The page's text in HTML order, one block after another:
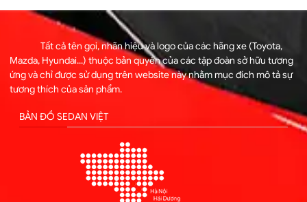
Tất cả tên gọi, nhãn hiệu và logo của các hãng xe (Toyota,
Mazda, Hyundai...) thuộc bản quyền của các tập đoàn sở hữu tương
ứng và chỉ được sử dụng trên website này nhằm mục đích mô tả sự
tương thích của sản phẩm.
BẢN ĐỒ SEDAN VIỆT